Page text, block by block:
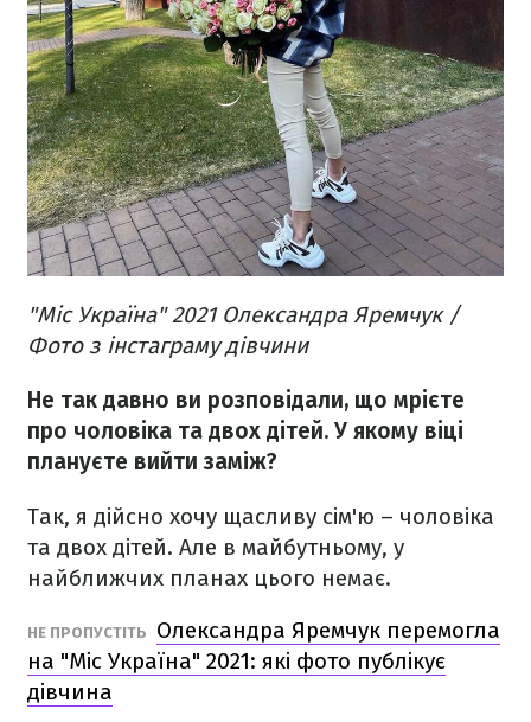
"Міс Україна" 2021 Олександра Яремчук /
Фото з інстаграму дівчини
Не так давно ви розповідали, що мрієте
про чоловіка та двох дітей. У якому віці
плануєте вийти заміж?
Так, я дійсно хочу щасливу сім'ю – чоловіка
та двох дітей. Але в майбутньому, у
найближчих планах цього немає.
НЕ ПРОПУСТІТЬ
Олександра Яремчук перемогла
на "Міс Україна" 2021: які фото публікує
дівчина